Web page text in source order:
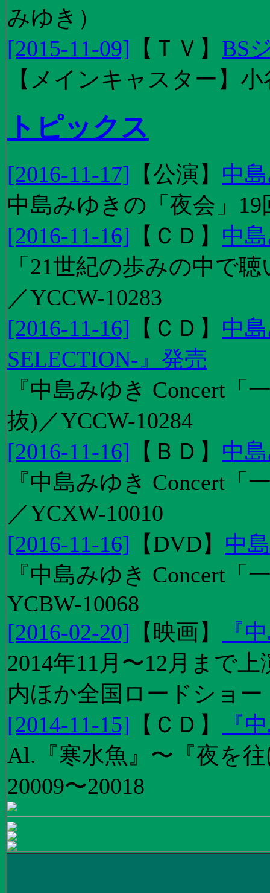
みゆき）
[2015-11-09] 【 ＴＶ 】 BS
【メインキャスター】
トピックス
[2016-11-17] 【公演 】 中
中島みゆきの「夜会」
[2016-11-16] 【 ＣＤ 】 中
「21世紀の歩みの中で
／YCCW-10283
[2016-11-16] 【 ＣＤ 】 中
SELECTION-』発売
『中島みゆき Concert
抜)／YCCW-10284
[2016-11-16] 【 ＢＤ 】 中
『中島みゆき Concert
／YCXW-10010
[2016-11-16] 【DVD】 中
『中島みゆき Concert
YCBW-10068
[2016-02-20] 【 映画】
『
2014年11月〜12月まで
内ほか全国ロードショー
[2014-11-15] 【 ＣＤ 】
『
Al.『寒水魚』〜『夜を
20009〜20018